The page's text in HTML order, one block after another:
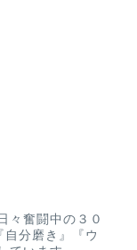
々奮闘中の３０
分磨き』『ウ